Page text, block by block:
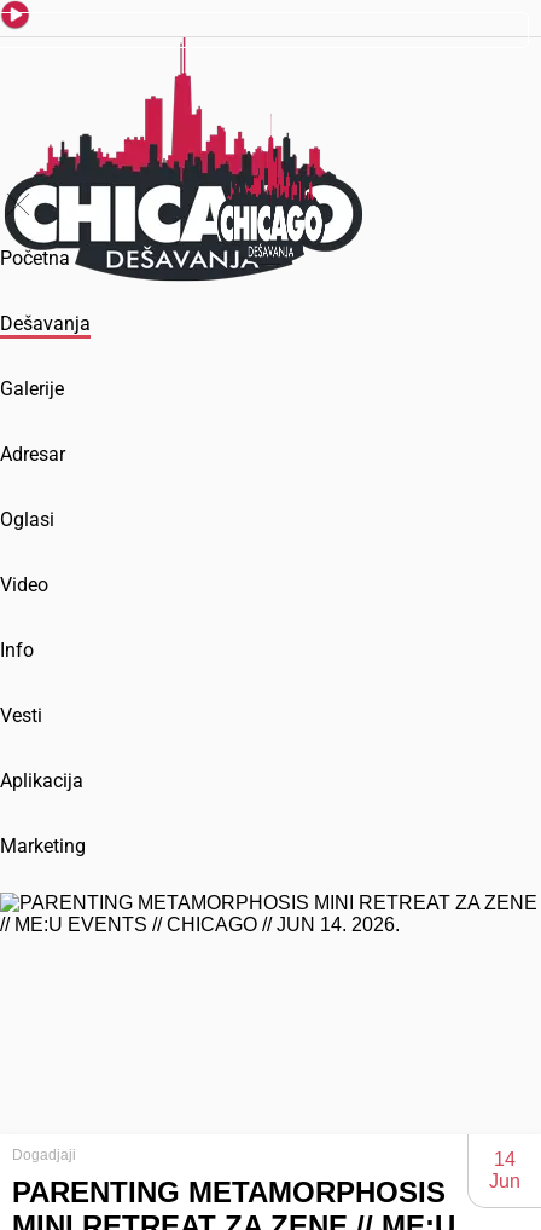
Početna
Dešavanja
Galerije
Adresar
Oglasi
Video
Info
Vesti
Aplikacija
Marketing
Dogadjaji
PARENTING METAMORPHOSIS
14
Jun